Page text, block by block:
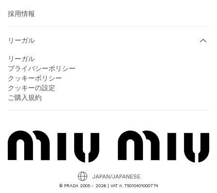
採用情報
リーガル
リーガル
プライバシーポリシー
クッキーポリシー
クッキーの設定
ご購入規約
© PRADA 2005 - 2026 | VAT n. T5010401000774
JAPAN/JAPANESE